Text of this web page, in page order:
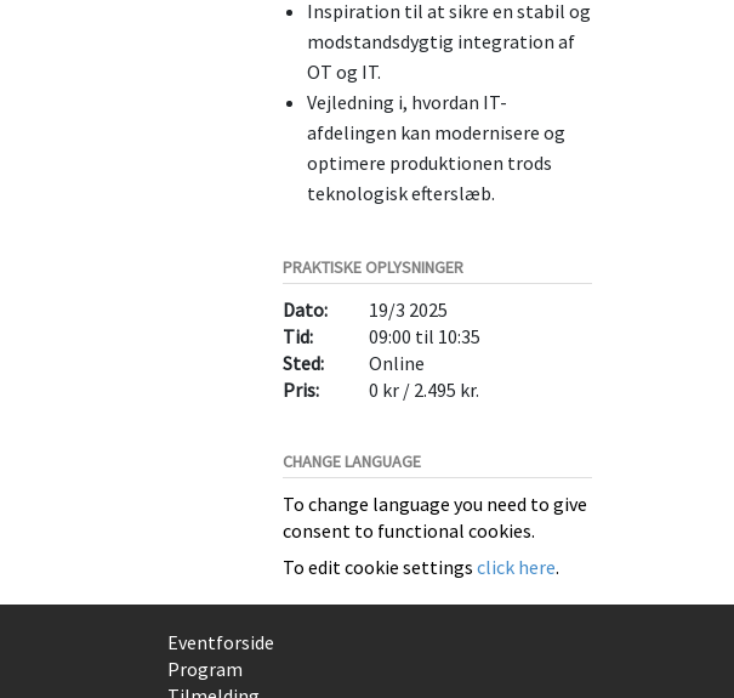
Inspiration til at sikre en stabil og
modstandsdygtig integration af
OT og IT.
Vejledning i, hvordan IT-
afdelingen kan modernisere og
optimere produktionen trods
teknologisk efterslæb.
PRAKTISKE OPLYSNINGER
Dato:
19/3 2025
Tid:
09:00 til 10:35
Sted:
Online
Pris:
0 kr / 2.495 kr.
CHANGE LANGUAGE
To change language you need to give
consent to functional cookies.
To edit cookie settings click here.
Eventforside
Program